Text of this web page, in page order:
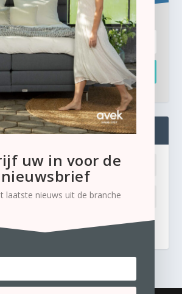
Inschrijven
mijn wachtwoord kwijt
uw in voor de
nieuwsbrief
laatste nieuws uit de branche